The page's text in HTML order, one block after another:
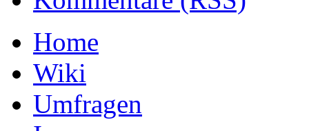
Home
Wiki
Umfragen